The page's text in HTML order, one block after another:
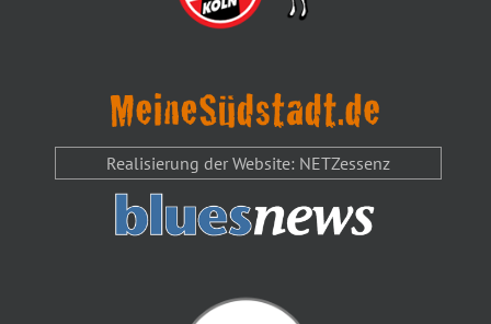
Realisierung der Website: NETZessenz